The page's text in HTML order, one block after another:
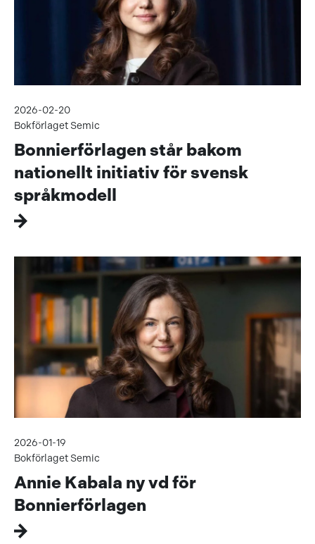
2026-02-20
Bokförlaget Semic
Bonnierförlagen står bakom
nationellt initiativ för svensk
språkmodell
2026-01-19
Bokförlaget Semic
Annie Kabala ny vd för
Bonnierförlagen